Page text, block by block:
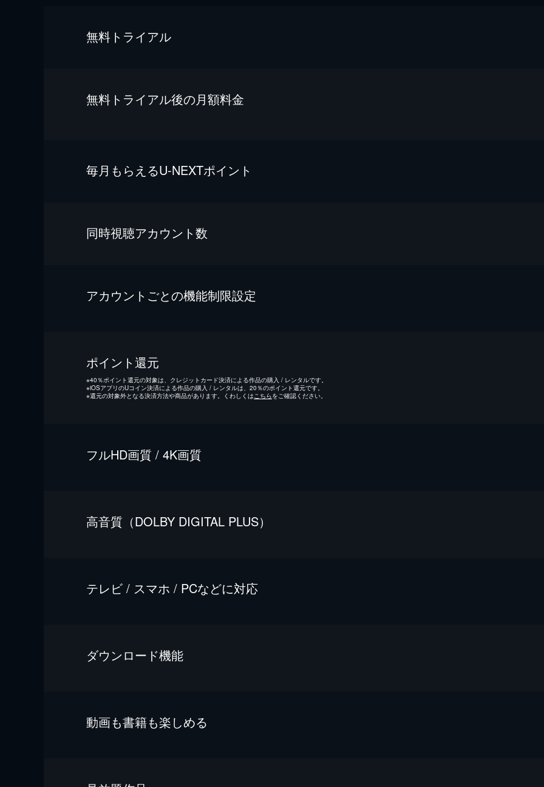
無料トライアル
無料トライアル後の⽉額料金
毎⽉もらえるU-NEXTポイント
同時視聴アカウント数
アカウントごとの機能制限設定
ポイント還元
※40％ポイント還元の対象は、クレジットカード決済による作品の購入 / レンタルです。
※iOSアプリのUコイン決済による作品の購入 / レンタルは、20％のポイント還元です。
※還元の対象外となる決済方法や商品があります。くわしくはこちらをご確認ください。
フルHD画質 / 4K画質
⾼⾳質（DOLBY DIGITAL PLUS）
テレビ / スマホ / PCなどに対応
ダウンロード機能
動画も書籍も楽しめる